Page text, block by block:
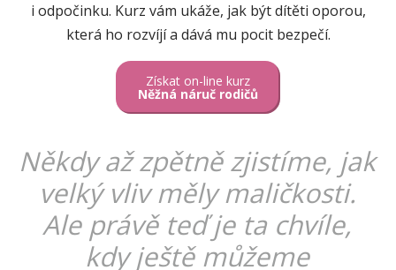
i odpočinku. Kurz vám ukáže, jak být dítěti oporou,
která ho rozvíjí a dává mu pocit bezpečí.
Získat on-line kurz
Něžná náruč rodičů
Někdy až zpětně zjistíme, jak
velký vliv měly maličkosti.
Ale právě teď je ta chvíle,
kdy ještě můžeme